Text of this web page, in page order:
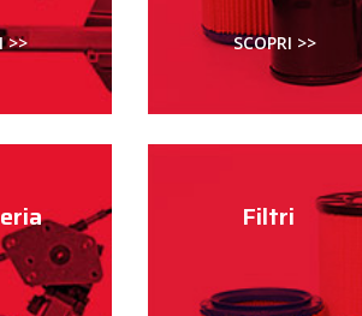
>> SCOPRI >>
Filtri